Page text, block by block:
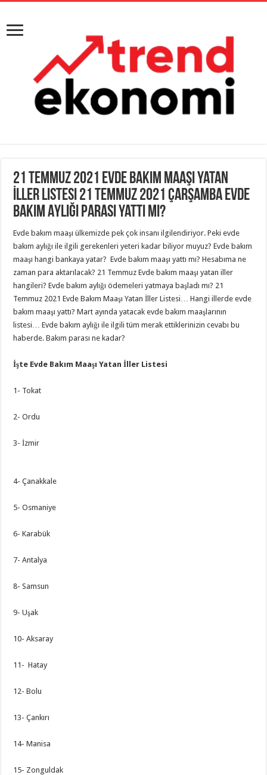
21 Temmuz 2021 Evde Bakım Maaşı Yatan
İller Listesi 21 Temmuz 2021 Çarşamba Evde
Bakım Aylığı Parası Yattı Mı?
Evde bakım maaşı ülkemizde pek çok insanı ilgilendiriyor. Peki evde
bakım aylığı ile ilgili gerekenleri yeteri kadar biliyor muyuz? Evde bakım
maaşı hangi bankaya yatar? Evde bakım maaşı yattı mı? Hesabıma ne
zaman para aktarılacak? 21 Temmuz Evde bakım maaşı yatan iller
hangileri? Evde bakım aylığı ödemeleri yatmaya başladı mı? 21
Temmuz 2021 Evde Bakım Maaşı Yatan İller Listesi… Hangi illerde evde
bakım maaşı yattı? Mart ayında yatacak evde bakım maaşlarının
listesi… Evde bakım aylığı ile ilgili tüm merak ettiklerinizin cevabı bu
haberde. Bakım parası ne kadar?
İşte Evde Bakım Maaşı Yatan İller Listesi
1- Tokat
2- Ordu
3- İzmir
4- Çanakkale
5- Osmaniye
6- Karabük
7- Antalya
8- Samsun
9- Uşak
10- Aksaray
11- Hatay
12- Bolu
13- Çankırı
14- Manisa
15- Zonguldak